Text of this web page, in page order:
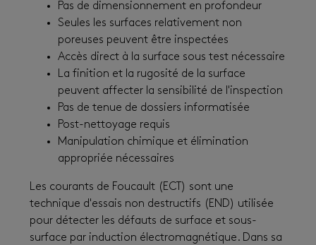
Pas de dimensionnement en profondeur
Seules les surfaces relativement non
poreuses peuvent être inspectées
Accès direct à la surface sous test nécessaire
La finition et la rugosité de la surface
peuvent affecter la sensibilité de l'inspection
Pas de tenue de dossiers informatisée
Post-nettoyage requis
Manipulation chimique et élimination
appropriée nécessaires
Les courants de Foucault (ECT) sont une
technique d'essais non destructifs (END) utilisée
pour détecter les défauts de surface et sous-
surface par induction électromagnétique. Dans sa